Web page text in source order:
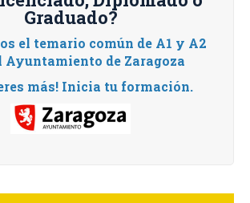
Graduado?
el temario común de A1 y A2
Ayuntamiento de Zaragoza
más! Inicia tu formación.